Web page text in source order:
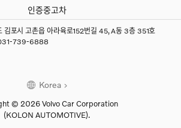
인증중고차
김포시 고촌읍 아라육로152번길 45, A동 3층 351호
739-6888
Korea
© 2026 Volvo Car Corporation
(KOLON AUTOMOTIVE).